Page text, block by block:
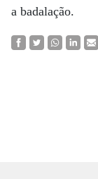
a badalação.